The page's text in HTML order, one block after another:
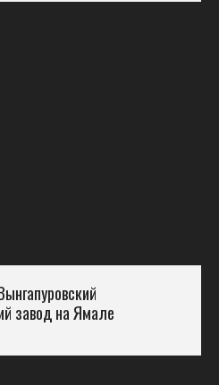
завод на Ямале